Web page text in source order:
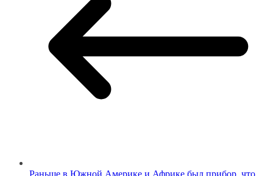
Раньше в Южной Америке и Африке был прибор, что